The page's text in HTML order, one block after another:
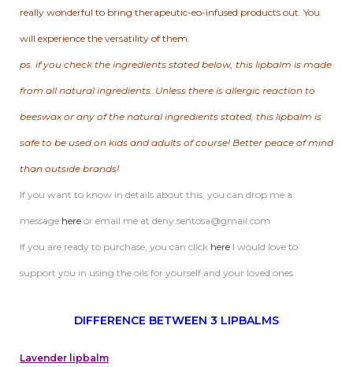
really wonderful to bring therapeutic-eo-infused products out. You
will experience the versatility of them.
ps. if you check the ingredients stated below, this lipbalm is made
from all natural ingredients. Unless there is allergic reaction to
beeswax or any of the natural ingredients stated, this lipbalm is
safe to be used on kids and adults of course! Better peace of mind
than outside brands!
If you want to know in details about this, you can drop me a
message here or email me at deny.sentosa@gmail.com
If you are ready to purchase, you can click here I would love to
support you in using the oils for yourself and your loved ones
DIFFERENCE BETWEEN 3 LIPBALMS
Lavender lipbalm